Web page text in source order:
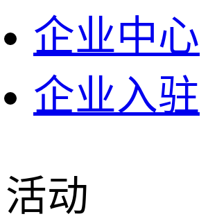
企业中心
企业入驻
活动